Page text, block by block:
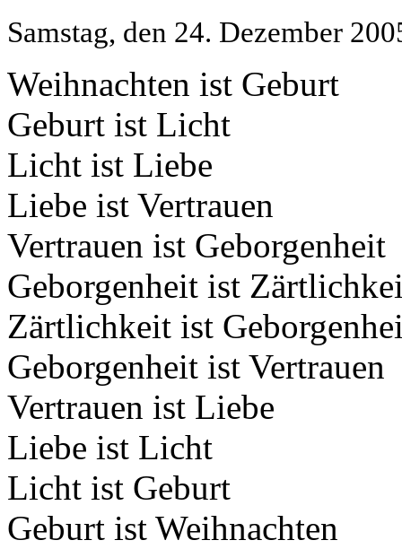
Samstag, den 24. Dezember
Weihnachten ist Geburt
Geburt ist Licht
Licht ist Liebe
Liebe ist Vertrauen
Vertrauen ist Geborgenheit
Geborgenheit ist
Zärtlichkeit ist
Geborgenheit ist Vertrauen
Vertrauen ist Liebe
Liebe ist Licht
Licht ist Geburt
Geburt ist Weihnachten